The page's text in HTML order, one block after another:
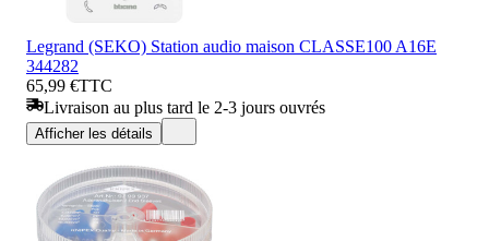
Legrand (SEKO) Station audio maison CLASSE100 A16E
344282
65,99 €TTC
Livraison au plus tard le 2-3 jours ouvrés
Afficher les détails